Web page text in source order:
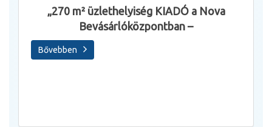
„270 m² üzlethelyiség KIADÓ a Nova
Bevásárlóközpontban –
Bővebben